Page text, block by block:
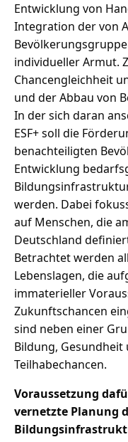
Entwicklung von
Integration der von
individueller Armut.
Chancengleichheit
und der Abbau von
In der sich daran
ESF+ soll die
benachteiligten
Entwicklung
werden. Dabei
auf Menschen, die
Deutschland
Betrachtet werden
Lebenslagen, die
immaterieller
Zukunftschancen
sind neben einer
Bildung,
Teilhabechancen.
Voraussetzung
vernetzte Planung